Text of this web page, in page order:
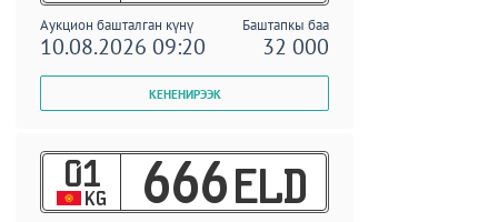
Аукцион башталган күнү Баштапкы баа
10.08.2026 09:20 32 000
01
KG 666 ELD